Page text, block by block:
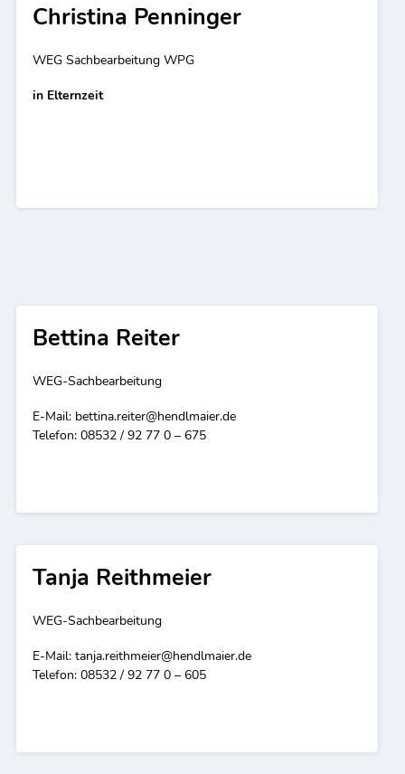
Christina Penninger
WEG Sachbearbeitung WPG
in Elternzeit
Bettina Reiter
WEG-Sachbearbeitung
E-Mail: bettina.reiter@hendlmaier.de
Telefon: 08532 / 92 77 0 – 675
Tanja Reithmeier
WEG-Sachbearbeitung
E-Mail: tanja.reithmeier@hendlmaier.de
Telefon: 08532 / 92 77 0 – 605